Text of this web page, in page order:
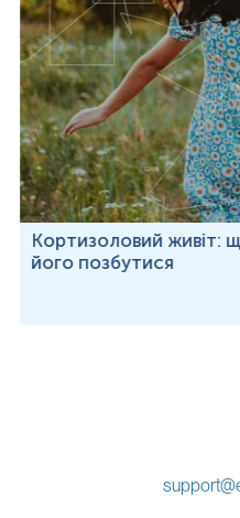
Кортизоловий живіт:
його позбутися